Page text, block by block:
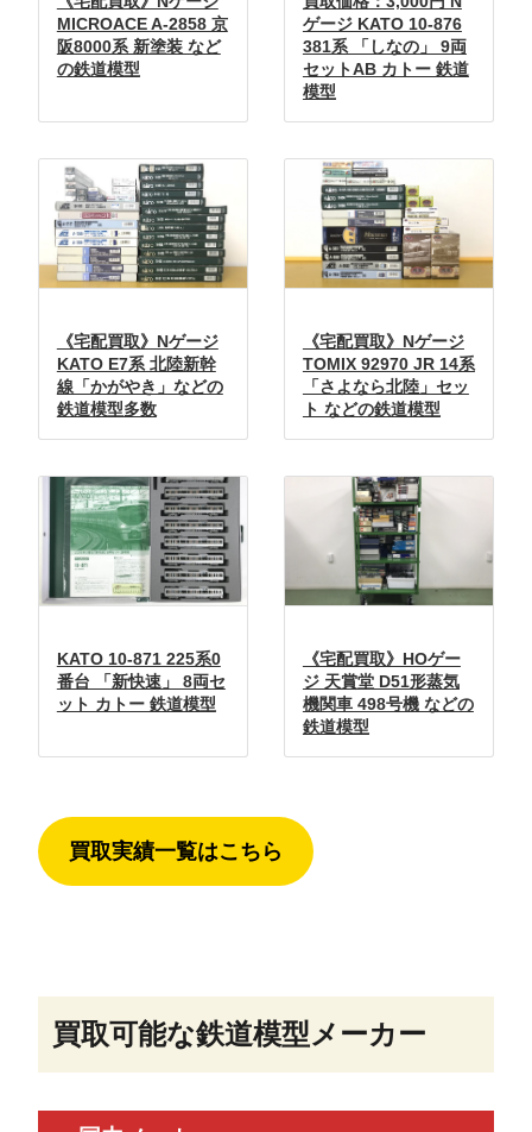
MICROACE A-2858 京
阪8000系 新塗装 など
の鉄道模型
ゲージ KATO 10-876
381系 「しなの」 9両
セットAB カトー 鉄道
模型
《宅配買取》Nゲージ
KATO E7系 北陸新幹
線「かがやき」などの
鉄道模型多数
《宅配買取》Nゲージ
TOMIX 92970 JR 14系
「さよなら北陸」セッ
ト などの鉄道模型
KATO 10-871 225系0
番台 「新快速」 8両セ
ット カトー 鉄道模型
《宅配買取》HOゲー
ジ 天賞堂 D51形蒸気
機関車 498号機 などの
鉄道模型
買取実績一覧はこちら
買取可能な鉄道模型メーカー